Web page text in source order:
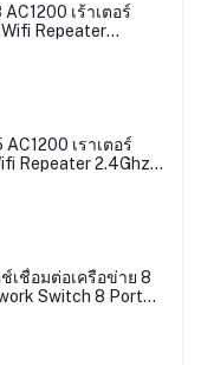
เร้าเตอร์
Repeater
Mode / AP
เราเตอร์
Repeater 2.4Ghz
Mode / AP Mode /
เชื่อมต่อเครือข่าย 8
Switch 8 Ports
MDI/MDIX Full/Half